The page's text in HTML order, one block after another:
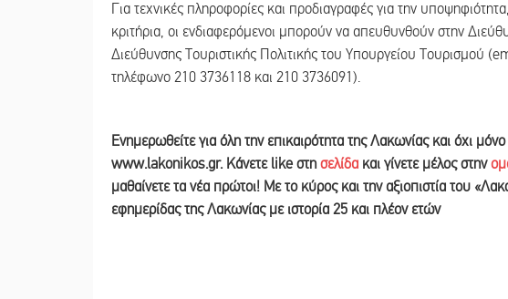
Για τεχνικές πληροφορίες και προδιαγραφές για την
κριτήρια, οι ενδιαφερόμενοι μπορούν να απευθυνθούν στην
Διεύθυνσης Τουριστικής Πολιτικής του Υπουργείου Τουρισμού
τηλέφωνο 210 3736118 και 210 3736091).
Ενημερωθείτε για όλη την επικαιρότητα της Λακωνίας και όχι
www.lakonikos.gr. Κάνετε like στη σελίδα και γίνετε μέλος στην
μαθαίνετε τα νέα πρώτοι! Με το κύρος και την αξιοπιστία του
εφημερίδας της Λακωνίας με ιστορία 25 και πλέον ετών